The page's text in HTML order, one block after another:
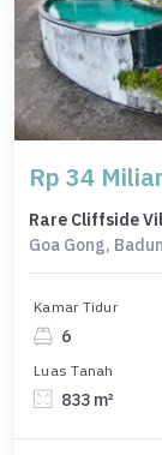
Rp 34 Miliar
Goa Gong,
Kamar Tidur
6
Luas Tanah
833 m²